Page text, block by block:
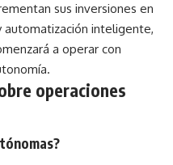
sus inversiones en
automatización inteligente,
a operar con
operaciones